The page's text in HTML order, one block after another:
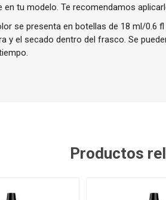
en tu modelo. Te recomendamos
se presenta en botellas de 18 ml/0.6
y el secado dentro del frasco. Se
Productos